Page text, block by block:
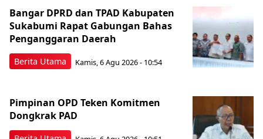
Berita Utama
Bangar DPRD dan TPAD Kabupaten
Sukabumi Rapat Gabungan Bahas
Penganggaran Daerah
Kamis, 6 Agu 2026 - 10:54
Pimpinan OPD Teken Komitmen
Dongkrak PAD